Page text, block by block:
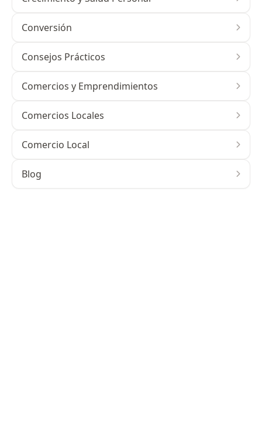
Conversión
Consejos Prácticos
Comercios y Emprendimientos
Comercios Locales
Comercio Local
Blog